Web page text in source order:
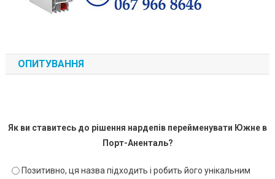
ОПИТУВАННЯ
Як ви ставитесь до рішення нардепів перейменувати Южне в
Порт-Аненталь?
Позитивно, ця назва підходить і робить його унікальним